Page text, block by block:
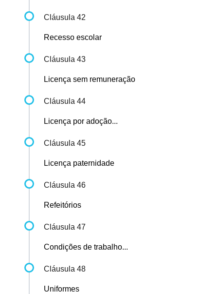
Cláusula 42
Recesso escolar
Cláusula 43
Licença sem remuneração
Cláusula 44
Licença por adoção...
Cláusula 45
Licença paternidade
Cláusula 46
Refeitórios
Cláusula 47
Condições de trabalho...
Cláusula 48
Uniformes